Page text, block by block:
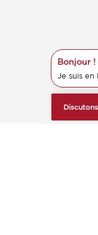
Bonjour !
Je suis en